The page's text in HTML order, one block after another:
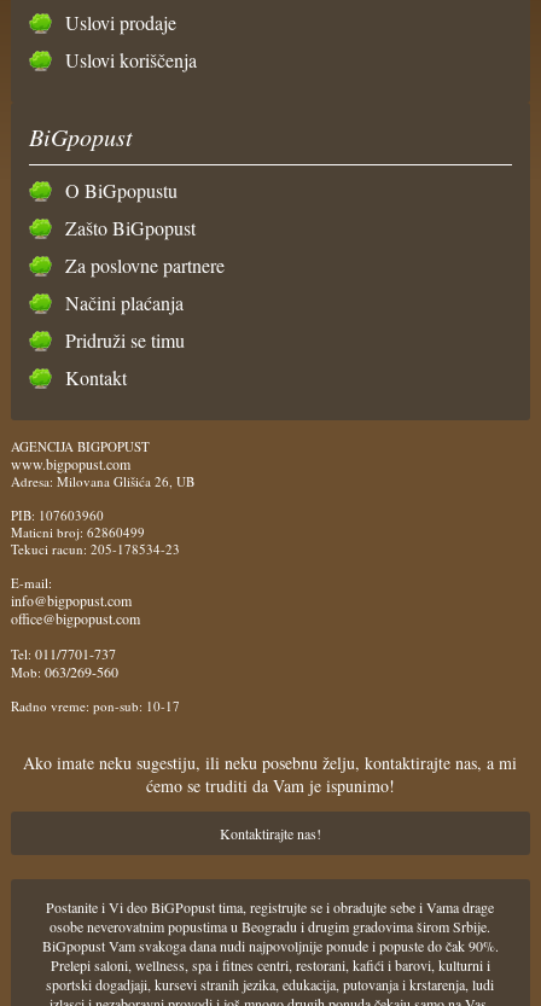
Uslovi prodaje
Uslovi koriščenja
BiGpopust
O BiGpopustu
Zašto BiGpopust
Za poslovne partnere
Načini plaćanja
Pridruži se timu
Kontakt
AGENCIJA BIGPOPUST
www.bigpopust.com
Adresa: Milovana Glišića 26, UB
PIB: 107603960
Maticni broj: 62860499
Tekuci racun: 205-178534-23
E-mail:
info@bigpopust.com
office@bigpopust.com
Tel: 011/7701-737
Mob: 063/269-560
Radno vreme: pon-sub: 10-17
Ako imate neku sugestiju, ili neku posebnu želju, kontaktirajte nas, a mi
ćemo se truditi da Vam je ispunimo!
Kontaktirajte nas!
Postanite i Vi deo BiGPopust tima, registrujte se i obradujte sebe i Vama drage
osobe neverovatnim popustima u Beogradu i drugim gradovima širom Srbije.
BiGpopust Vam svakoga dana nudi najpovoljnije ponude i popuste do čak 90%.
Prelepi saloni, wellness, spa i fitnes centri, restorani, kafići i barovi, kulturni i
sportski dogadjaji, kursevi stranih jezika, edukacija, putovanja i krstarenja, ludi